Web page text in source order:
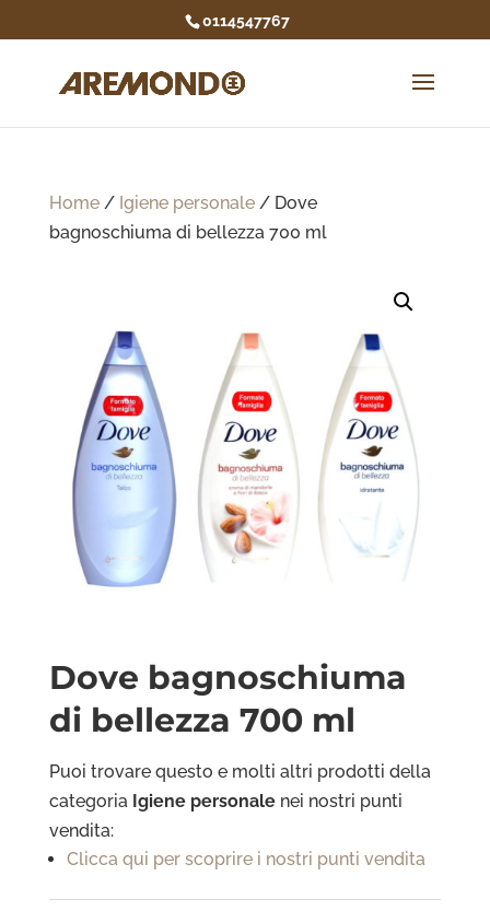
0114547767
Home/ Igiene personale/ Dove
bagnoschiuma di bellezza 700 ml
Dove bagnoschiuma
di bellezza 700 ml
Puoi trovare questo e molti altri prodotti della
categoria Igiene personale nei nostri punti
vendita:
Clicca qui per scoprire i nostri punti vendita